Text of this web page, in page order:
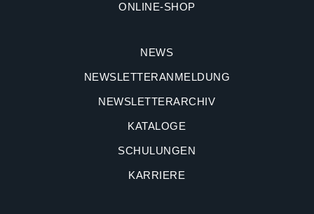
ONLINE-SHOP
NEWS
NEWSLETTERANMELDUNG
NEWSLETTERARCHIV
KATALOGE
SCHULUNGEN
KARRIERE